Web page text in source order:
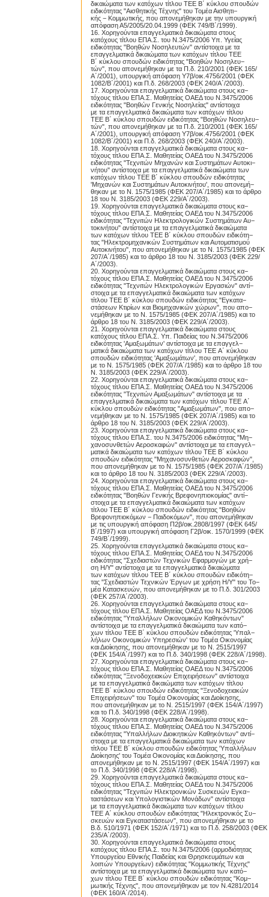
δικαιώματα των κατόχων τίτλου TEE Β΄ κύκλου σπουδών
ειδικότητας "Αισθητικής Τέχνης" του Τομέα Αισθητι−
κής − Κομμωτικής, που απονεμήθηκαν με την υπουργική
απόφαση Α5/2005/20.04.1999 (ΦΕΚ 749/Β΄/1999).
16. Χορηγούνται επαγγελματικά δικαιώματα στους
κατόχους τίτλου ΕΠΑ.Σ. του Ν.3475/2006 Υπ. Υγείας
ειδικότητας "Βοηθών Νοσηλευτών" αντίστοιχα με τα
επαγγελματικά δικαιώματα των κατόχων τίτλου TEE
Β΄ κύκλου σπουδών ειδικότητας "Βοηθών Νοσηλευ−
τών", που απονεμήθηκαν με τα Π.δ. 210/2001 (ΦΕΚ 165/
Α΄/2001), υπουργική απόφαση Υ7β/οικ.4756/2001 (ΦΕΚ
1082/Β΄/2001) και Π.δ. 268/2003 (ΦΕΚ 240/Α΄/2003).
17. Χορηγούνται επαγγελματικά δικαιώματα στους κα−
τόχους τίτλου ΕΠΑ.Σ. Μαθητείας ΟΑΕΔ του Ν.3475/2006
ειδικότητας "Βοηθών Γενικής Νοσηλείας" αντίστοιχα
με τα επαγγελματικά δικαιώματα των κατόχων τίτλου
TEE Β΄ κύκλου σπουδών ειδικότητας "Βοηθών Νοσηλευ−
τών", που απονεμήθηκαν με τα Π.δ. 210/2001 (ΦΕΚ 165/
Α΄/2001), υπουργική απόφαση Υ7β/οικ.4756/2001 (ΦΕΚ
1082/Β΄/2001) και Π.δ. 268/2003 (ΦΕΚ 240/Α΄/2003).
18. Χορηγούνται επαγγελματικά δικαιώματα στους κα−
τόχους τίτλου ΕΠΑ.Σ. Μαθητείας ΟΑΕΔ του Ν.3475/2006
ειδικότητας "Τεχνιτών Μηχανών και Συστημάτων Αυτοκι−
νήτου" αντίστοιχα με τα επαγγελματικά δικαιώματα των
κατόχων τίτλου TEE Β΄ κύκλου σπουδών ειδικότητας
'Μηχανών και Συστημάτων Αυτοκινήτου', που απονεμή−
θηκαν με το Ν. 1575/1985 (ΦΕΚ 207/Α΄/1985) και το άρθρο
18 του Ν. 3185/2003 (ΦΕΚ 229/Α΄/2003).
19. Χορηγούνται επαγγελματικά δικαιώματα στους κα−
τόχους τίτλου ΕΠΑ.Σ. Μαθητείας ΟΑΕΔ του Ν.3475/2006
ειδικότητας "Τεχνιτών Ηλεκτρολογικών Συστημάτων Αυ−
τοκινήτου" αντίστοιχα με τα επαγγελματικά δικαιώματα
των κατόχων τίτλου TEE Β΄ κύκλου σπουδών ειδικότη−
τας "Ηλεκτρομηχανικών Συστημάτων και Αυτοματισμού
Αυτοκινήτου", που απονεμήθηκαν με το Ν. 1575/1985 (ΦΕΚ
207/Α΄/1985) και το άρθρο 18 του Ν. 3185/2003 (ΦΕΚ 229/
Α΄/2003).
20. Χορηγούνται επαγγελματικά δικαιώματα στους κα−
τόχους τίτλου ΕΠΑ.Σ. Μαθητείας ΟΑΕΔ του Ν.3475/2006
ειδικότητας "Τεχνιτών Ηλεκτρολογικών Εργασιών" αντί−
στοιχα με τα επαγγελματικά δικαιώματα των κατόχων
τίτλου TEE Β΄ κύκλου σπουδών ειδικότητας "Εγκατα−
στάσεων Κτιρίων και Βιομηχανικών χώρων", που απο−
νεμήθηκαν με το Ν. 1575/1985 (ΦΕΚ 207/Α΄/1985) και το
άρθρο 18 του Ν. 3185/2003 (ΦΕΚ 229/Α΄/2003).
21. Χορηγούνται επαγγελματικά δικαιώματα στους
κατόχους τίτλου ΕΠΑ.Σ. Υπ. Παιδείας του Ν.3475/2006
ειδικότητας 'Αμαξωμάτων' αντίστοιχα με τα επαγγελ−
ματικά δικαιώματα των κατόχων τίτλου TEE Α΄ κύκλου
σπουδών ειδικότητας 'Αμαξωμάτων', που απονεμήθηκαν
με το Ν. 1575/1985 (ΦΕΚ 207/Α΄/1985) και το άρθρο 18 του
Ν. 3185/2003 (ΦΕΚ 229/Α΄/2003).
22. Χορηγούνται επαγγελματικά δικαιώματα στους κα−
τόχους τίτλου ΕΠΑ.Σ. Μαθητείας ΟΑΕΔ του Ν.3475/2006
ειδικότητας "Τεχνιτών Αμαξωμάτων" αντίστοιχα με τα
επαγγελματικά δικαιώματα των κατόχων τίτλου TEE Α΄
κύκλου σπουδών ειδικότητας "Αμαξωμάτων", που απο−
νεμήθηκαν με το Ν. 1575/1985 (ΦΕΚ 207/Α΄/1985) και το
άρθρο 18 του Ν. 3185/2003 (ΦΕΚ 229/Α΄/2003).
23. Χορηγούνται επαγγελματικά δικαιώματα στους κα−
τόχους τίτλου ΕΠΑ.Σ. του Ν.3475/2006 ειδικότητας "Μη−
χανοσυνθετών Αεροσκαφών" αντίστοιχα με τα επαγγελ−
ματικά δικαιώματα των κατόχων τίτλου TEE Β΄ κύκλου
σπουδών ειδικότητας "Μηχανοσυνθετών Αεροσκαφών",
που απονεμήθηκαν με το Ν. 1575/1985 (ΦΕΚ 207/Α΄/1985)
και το άρθρο 18 του Ν. 3185/2003 (ΦΕΚ 229/Α΄/2003).
24. Χορηγούνται επαγγελματικά δικαιώματα στους κα−
τόχους τίτλου ΕΠΑ.Σ. Μαθητείας ΟΑΕΔ του Ν.3475/2006
ειδικότητας "Βοηθών Γενικής Βρεφονηπιοκομίας" αντί−
στοιχα με τα επαγγελματικά δικαιώματα των κατόχων
τίτλου TEE Β΄ κύκλου σπουδών ειδικότητας "Βοηθών
Βρεφονηπιοκόμων − Παιδοκόμων", που απονεμήθηκαν
με τις υπουργική απόφαση Π2β/οικ.2808/1997 (ΦΕΚ 645/
Β΄/1997) και υπουργική απόφαση Γ2β/οικ. 1570/1999 (ΦΕΚ
749/Β΄/1999).
25. Χορηγούνται επαγγελματικά δικαιώματα στους κα−
τόχους τίτλου ΕΠΑ.Σ. Μαθητείας ΟΑΕΔ του Ν.3475/2006
ειδικότητας "Σχεδιαστών Τεχνικών Εφαρμογών με χρή−
ση Η/Υ" αντίστοιχα με τα επαγγελματικά δικαιώματα
των κατόχων τίτλου TEE Β΄ κύκλου σπουδών ειδικότη−
τας "Σχεδιαστών Τεχνικών Έργων με χρήση Η/Υ" του Το−
μέα Κατασκευών, που απονεμήθηκαν με το Π.δ. 301/2003
(ΦΕΚ 257/Α΄/2003).
26. Χορηγούνται επαγγελματικά δικαιώματα στους κα−
τόχους τίτλου ΕΠΑ.Σ. Μαθητείας ΟΑΕΔ του Ν.3475/2006
ειδικότητας "Υπαλλήλων Οικονομικών Καθηκόντων"
αντίστοιχα με τα επαγγελματικά δικαιώματα των κατό−
χων τίτλου TEE Β΄ κύκλου σπουδών ειδικότητας 'Υπαλ−
λήλων Οικονομικών Υπηρεσιών' του Τομέα Οικονομίας
και Διοίκησης, που απονεμήθηκαν με το Ν. 2515/1997
(ΦΕΚ 154/Α΄/1997) και το Π.δ. 340/1998 (ΦΕΚ 228/Α΄/1998).
27. Χορηγούνται επαγγελματικά δικαιώματα στους κα−
τόχους τίτλου ΕΠΑ.Σ. Μαθητείας ΟΑΕΔ του Ν.3475/2006
ειδικότητας "Ξενοδοχειακών Επιχειρήσεων" αντίστοιχα
με τα επαγγελματικά δικαιώματα των κατόχων τίτλου
TEE Β΄ κύκλου σπουδών ειδικότητας "Ξενοδοχειακών
Επιχειρήσεων" του Τομέα Οικονομίας και Διοίκησης,
που απονεμήθηκαν με το Ν. 2515/1997 (ΦΕΚ 154/Α΄/1997)
και το Π.δ. 340/1998 (ΦΕΚ 228/Α΄/1998).
28. Χορηγούνται επαγγελματικά δικαιώματα στους κα−
τόχους τίτλου ΕΠΑ.Σ. Μαθητείας ΟΑΕΔ του Ν.3475/2006
ειδικότητας "Υπαλλήλων Διοικητικών Καθηκόντων" αντί−
στοιχα με τα επαγγελματικά δικαιώματα των κατόχων
τίτλου TEE Β΄ κύκλου σπουδών ειδικότητας 'Υπαλλήλων
Διοίκησης' του Τομέα Οικονομίας και Διοίκησης, που
απονεμήθηκαν με το Ν. 2515/1997 (ΦΕΚ 154/Α΄/1997) και
το Π.δ. 340/1998 (ΦΕΚ 228/Α΄/1998).
29. Χορηγούνται επαγγελματικά δικαιώματα στους κα−
τόχους τίτλου ΕΠΑ.Σ. Μαθητείας ΟΑΕΔ του Ν.3475/2006
ειδικότητας "Τεχνιτών Ηλεκτρονικών Συσκευών Εγκα−
ταστάσεων και Υπολογιστικών Μονάδων" αντίστοιχα
με τα επαγγελματικά δικαιώματα των κατόχων τίτλου
TEE Α΄ κύκλου σπουδών ειδικότητας "Ηλεκτρονικός Συ−
σκευών και Εγκαταστάσεων", που απονεμήθηκαν με το
Β.δ. 510/1971 (ΦΕΚ 152/Α΄/1971) και το Π.δ. 258/2003 (ΦΕΚ
235/Α΄/2003).
30. Χορηγούνται επαγγελματικά δικαιώματα στους
κατόχους τίτλου ΕΠΑ.Σ. του Ν.3475/2006 (αρμοδιότητας
Υπουργείου Εθνικής Παιδείας και Θρησκευμάτων και
λοιπών Υπουργείων) ειδικότητας "Κομμωτικής Τέχνης"
αντίστοιχα με τα επαγγελματικά δικαιώματα των κατό−
χων τίτλου TEE Β΄ κύκλου σπουδών ειδικότητας "Κομ−
μωτικής Τέχνης", που απονεμήθηκαν με τον Ν.4281/2014
(ΦΕΚ 160/Α΄/2014).